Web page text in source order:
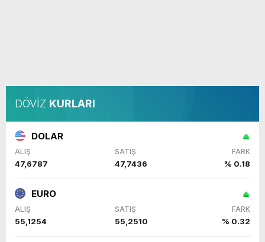
DÖVİZ KURLARI
DOLAR
ALIŞ SATIŞ FARK
47,6787 47,7436 % 0.18
EURO
ALIŞ SATIŞ FARK
55,1254 55,2510 % 0.32